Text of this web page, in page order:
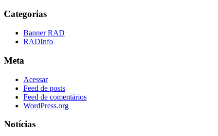
Categorias
Banner RAD
RADInfo
Meta
Acessar
Feed de posts
Feed de comentários
WordPress.org
Notícias